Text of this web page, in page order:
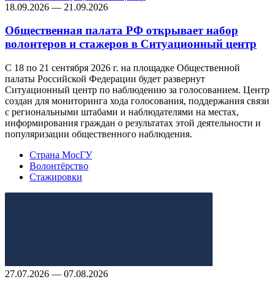
18.09.2026 — 21.09.2026
Общественная палата РФ открывает набор
волонтеров и стажеров в Ситуационный центр
С 18 по 21 сентября 2026 г. на площадке Общественной
палаты Российской Федерации будет развернут
Ситуационный центр по наблюдению за голосованием. Центр
создан для мониторинга хода голосования, поддержания связи
с региональными штабами и наблюдателями на местах,
информирования граждан о результатах этой деятельности и
популяризации общественного наблюдения.
Страна МосГУ
Волонтёрство
Стажировки
27.07.2026 — 07.08.2026